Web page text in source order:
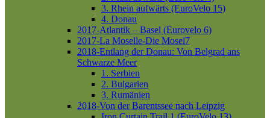
3. Rhein aufwärts (EuroVelo 15)
4. Donau
2017-Atlantik – Basel (Eurovelo 6)
2017-La Moselle-Die Mosel7
2018-Entlang der Donau: Von Belgrad ans
Schwarze Meer
1. Serbien
2. Bulgarien
3. Rumänien
2018-Von der Barentssee nach Leipzig